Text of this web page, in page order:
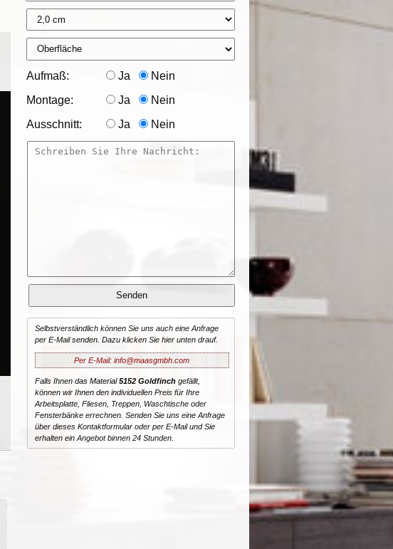
Aufmaß: Ja Nein
Montage: Ja Nein
Ausschnitt: Ja Nein
Selbstverständlich können Sie uns auch eine Anfrage
per E-Mail senden. Dazu klicken Sie hier unten drauf.
Per E-Mail: info@maasgmbh.com
Falls Ihnen das Material5152 Goldfinchgefällt,
können wir Ihnen den individuellen Preis für Ihre
Arbeitsplatte, Fliesen, Treppen, Waschtische oder
Fensterbänke errechnen. Senden Sie uns eine Anfrage
über dieses Kontaktformular oder per E-Mail und Sie
erhalten ein Angebot binnen 24 Stunden.